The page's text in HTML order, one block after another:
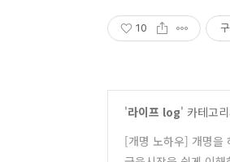
10
'라이프 log' 카테고
[개명 노하우] 개명을